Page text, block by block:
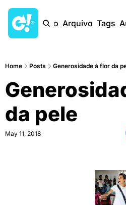
Início Arquivo Tags
Home Posts Generosidade à flor da
da pele
May 11, 2018